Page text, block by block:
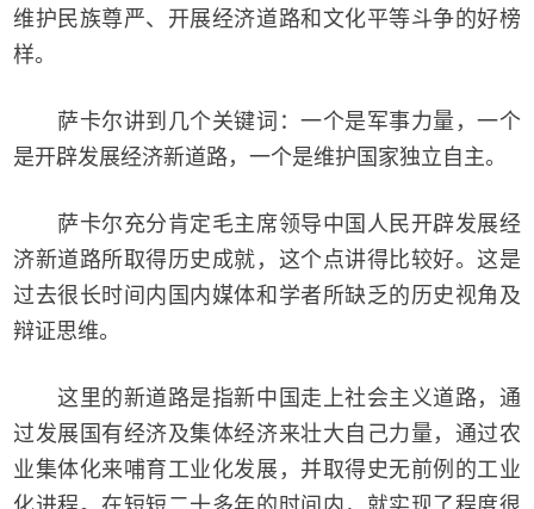
维护民族尊严、开展经济道路和文化平等斗争的好榜
样。
萨卡尔讲到几个关键词：一个是军事力量，一个
是开辟发展经济新道路，一个是维护国家独立自主。
萨卡尔充分肯定毛主席领导中国人民开辟发展经
济新道路所取得历史成就，这个点讲得比较好。这是
过去很长时间内国内媒体和学者所缺乏的历史视角及
辩证思维。
这里的新道路是指新中国走上社会主义道路，通
过发展国有经济及集体经济来壮大自己力量，通过农
业集体化来哺育工业化发展，并取得史无前例的工业